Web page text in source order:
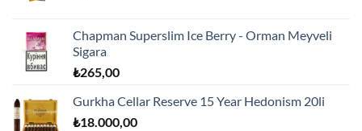
Chapman Superslim Ice Berry - Orman Meyveli
Sigara
₺265,00
Gurkha Cellar Reserve 15 Year Hedonism 20li
₺18.000,00